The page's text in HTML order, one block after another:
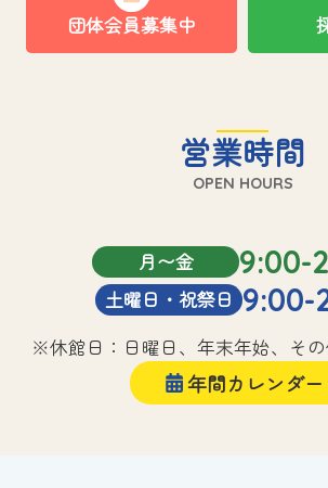
団体会員募集中
営業時間
OPEN HOURS
月〜金 9:00-
土曜日・祝祭日 9:00-
※休館日：日曜日、年末年始、そ
年間カレンダー